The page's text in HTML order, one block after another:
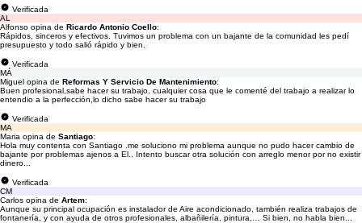
Verificada
AL
Alfonso opina de Ricardo Antonio Coello:
Rápidos, sinceros y efectivos. Tuvimos un problema con un bajante de la comunidad les pedí
presupuesto y todo salió rápido y bien.
Verificada
MÁ
Miguel opina de Reformas Y Servicio De Mantenimiento:
Buen profesional,sabe hacer su trabajo, cualquier cosa que le comenté del trabajo a realizar lo
entendio a la perfección,lo dicho sabe hacer su trabajo
Verificada
MA
Maria opina de Santiago:
Hola muy contenta con Santiago .me soluciono mi problema aunque no pudo hacer cambio de
bajante por problemas ajenos a El.. Intento buscar otra solución con arreglo menor por no existir
dinero...
Verificada
CM
Carlos opina de Artem:
Aunque su principal ocupación es instalador de Aire acondicionado, también realiza trabajos de
fontanería, y con ayuda de otros profesionales, albañilería, pintura,… Si bien, no habla bien...